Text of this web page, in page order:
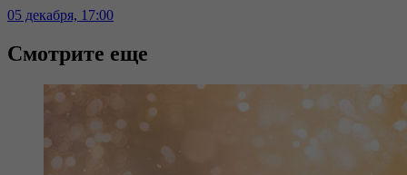
05 декабря, 17:00
Смотрите еще